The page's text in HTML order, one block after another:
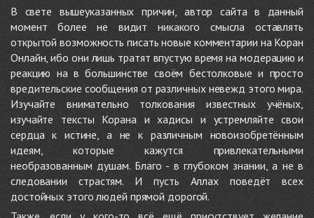
В свете вышеуказанных причин, автор сайта в данный
момент более не видит никакого смысла оставлять
открытой возможность писать новые комментарии на Коран
Онлайн, ибо они лишь тратят впустую время на модерацию и
реакцию на в большинстве своём бестолковые и просто
вредительские сообщения от различных невежд этого мира.
Изучайте внимательно толкования известных учёных,
изучайте тексты Корана и хадисы и устремляйте свои
сердца к истине, а не к различным новоизобретённым
идеям, которые кажутся привлекательными
необразованным душам. Благо - в глубоком знании, а не в
следовании страстям. И пусть Аллах поведёт всех
достойных этого людей прямой дорогой.